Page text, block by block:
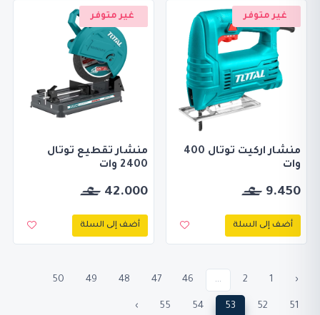
غير متوفر
منشار اركيت توتال 400
وات
9.450
أضف إلى السلة
غير متوفر
منشار تقطيع توتال
2400 وات
42.000
أضف إلى السلة
‹
1
2
...
46
47
48
49
50
51
52
53
54
55
›